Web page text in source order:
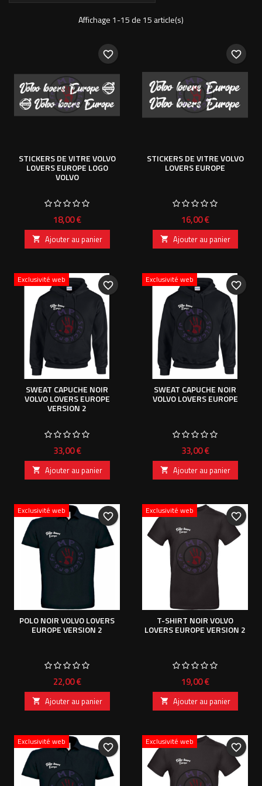
Affichage 1-15 de 15 article(s)
STICKERS DE VITRE VOLVO
LOVERS EUROPE LOGO
VOLVO
Prix
18,00 €
 Ajouter au panier
favorite_border
STICKERS DE VITRE VOLVO
LOVERS EUROPE
Prix
16,00 €
 Ajouter au panier
favorite_border
Exclusivité web
SWEAT CAPUCHE NOIR
VOLVO LOVERS EUROPE
VERSION 2
Prix
33,00 €
 Ajouter au panier
favorite_border
Exclusivité web
SWEAT CAPUCHE NOIR
VOLVO LOVERS EUROPE
Prix
33,00 €
 Ajouter au panier
favorite_border
Exclusivité web
POLO NOIR VOLVO LOVERS
EUROPE VERSION 2
Prix
22,00 €
 Ajouter au panier
favorite_border
Exclusivité web
T-SHIRT NOIR VOLVO
LOVERS EUROPE VERSION 2
Prix
19,00 €
 Ajouter au panier
favorite_border
Exclusivité web
favorite_border
Exclusivité web
favorite_border